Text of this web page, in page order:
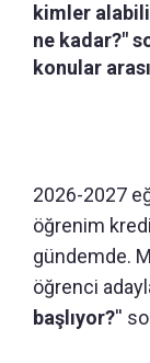
kimler
ne kadar?"
konular
2026-2027
öğrenim
gündemde.
öğrenci
başlıyor?''